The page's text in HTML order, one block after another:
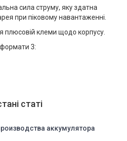
сила струму, яку здатна
при піковому навантаженні.
плюсовій клеми щодо корпусу.
формати 3:
статі
аккумулятора